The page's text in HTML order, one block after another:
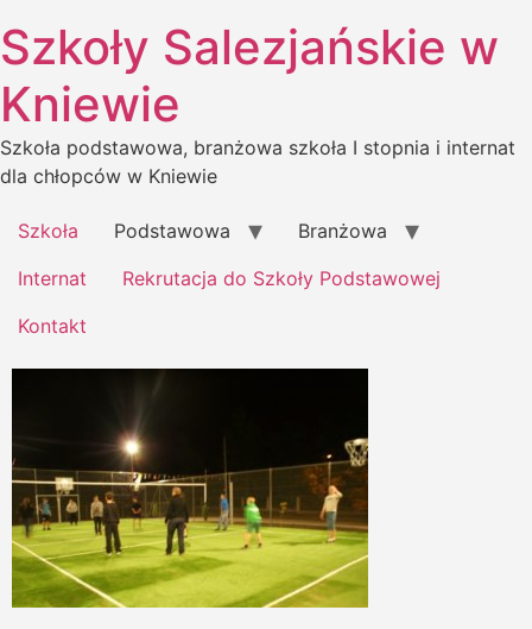
to
content
Szkoły Salezjańskie w
Kniewie
Szkoła podstawowa, branżowa szkoła I stopnia i internat
dla chłopców w Kniewie
Szkoła Podstawowa
Branżowa
Internat
Rekrutacja do Szkoły Podstawowej
Kontakt